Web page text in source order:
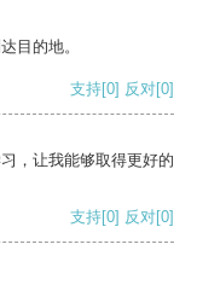
目的地。
支持[0] 反对[0]
，让我能够取得更好的
支持[0] 反对[0]